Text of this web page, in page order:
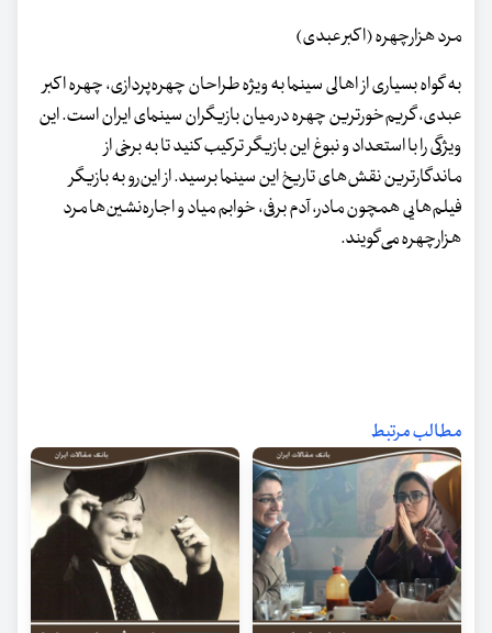
مرد هزارچهره (اکبر عبدی)
‌به گواه بسیاری از اهالی سینما به ویژه طراحان چهره‌پردازی، چهره اکبر
عبدی، گریم‌خورترین چهره در میان بازیگران سینمای ایران است. این
ویژگی را با استعداد و نبوغ این بازیگر ترکیب کنید تا به برخی از
ماندگارترین نقش‌های تاریخ این سینما برسید. از این‌رو به بازیگر
فیلم‌هایی همچون مادر، آدم برفی، خوابم میاد و اجاره‌نشین‌ها مرد
هزارچهره می‌گویند.
مطالب مرتبط